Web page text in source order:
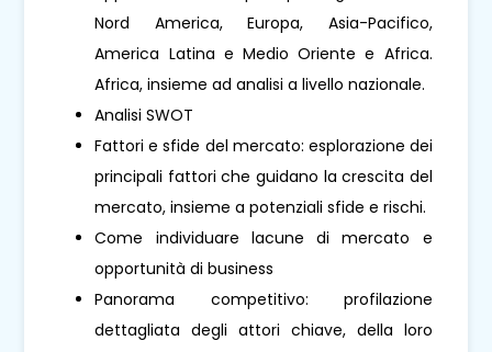
Nord America, Europa, Asia-Pacifico,
America Latina e Medio Oriente e Africa.
Africa, insieme ad analisi a livello nazionale.
Analisi SWOT
Fattori e sfide del mercato: esplorazione dei
principali fattori che guidano la crescita del
mercato, insieme a potenziali sfide e rischi.
Come individuare lacune di mercato e
opportunità di business
Panorama competitivo: profilazione
dettagliata degli attori chiave, della loro